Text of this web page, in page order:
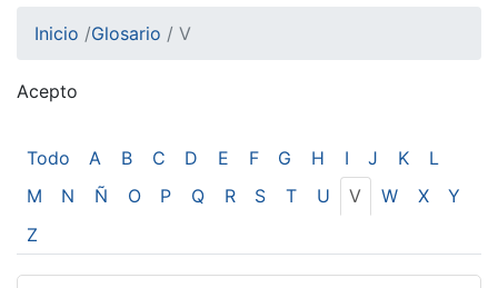
Inicio /Glosario / V
Acepto
Todo A B C D E F G H I J K
L
M
N Ñ O P Q R S T U V W X
Y
Z